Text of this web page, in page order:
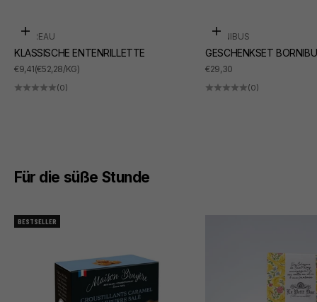
In den Warenkorb
SUDREAU
KLASSISCHE ENTENRILLETTE
ANGEBOT
€9,41(€52,28/KG)
(0)
In den Warenkorb
BORNIBUS
GESCHENKSET
ANGEBOT
€29,30
(0)
Für die süße Stunde
BESTSELLER